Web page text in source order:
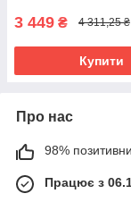
3 449 ₴ 4 311,25 ₴
Купити
Про нас
98%
Працює з